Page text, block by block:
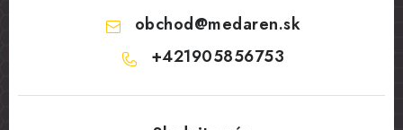
obchod@medaren.sk
+421905856753